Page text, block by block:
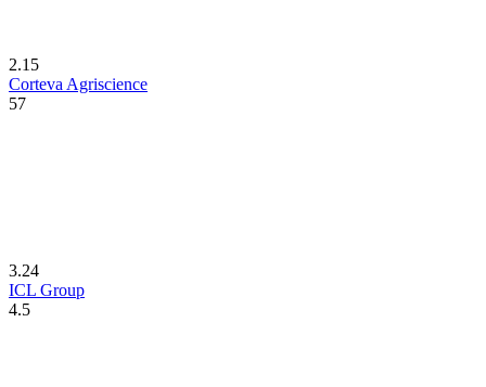
2.15
Corteva Agriscience
57
3.24
ICL Group
4.5